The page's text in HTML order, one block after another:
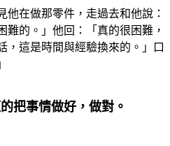
在做那零件，走過去和他說：
難的。」他回：「真的很困難，
，這是時間與經驗換來的。」口
把事情做好，做對。